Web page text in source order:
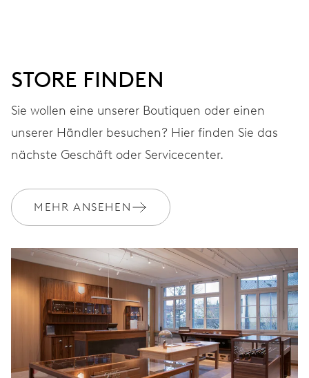
38 Std.
645
ABMESSUNGEN
Ø 25.60 mm, 11 1/2’’’
AUFZUG
Automatischer Aufzug
FREQUENZ
STORE FINDEN
Sie wollen eine unserer Boutiquen oder einen
unserer Händler besuchen? Hier finden Sie das
nächste Geschäft oder Servicecenter.
MEHR ANSEHEN